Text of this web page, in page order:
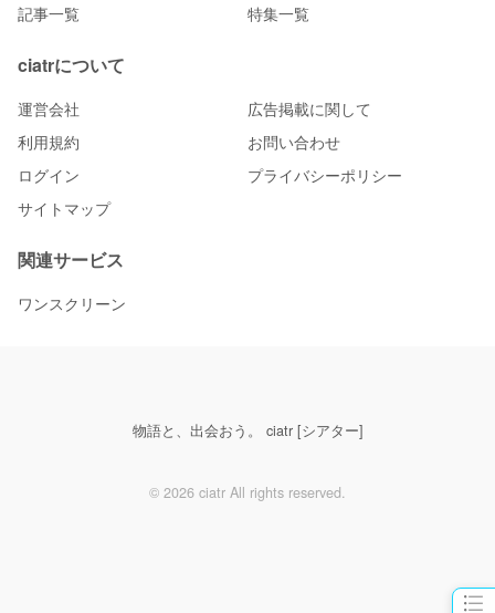
記事一覧 特集一覧
ciatrについて
運営会社
広告掲載に関して
利用規約
お問い合わせ
ログイン
プライバシーポリシー
サイトマップ
関連サービス
ワンスクリーン
物語と、出会おう。 ciatr [シアター]
© 2026 ciatr All rights reserved.